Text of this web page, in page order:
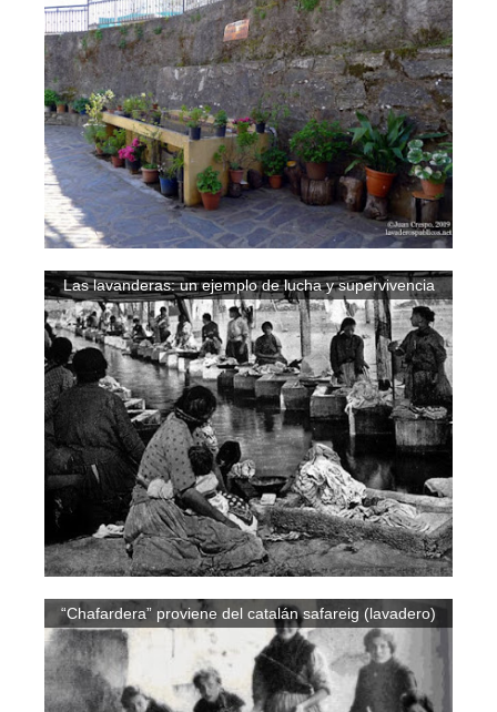
Las lavanderas: un ejemplo de lucha y supervivencia
“Chafardera” proviene del catalán safareig (lavadero)